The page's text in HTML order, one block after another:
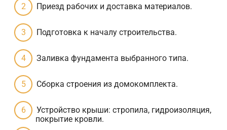
Приезд рабочих и доставка материалов.
Подготовка к началу строительства.
Заливка фундамента выбранного типа.
Сборка строения из домокомплекта.
Устройство крыши: стропила, гидроизоляция,
покрытие кровли.